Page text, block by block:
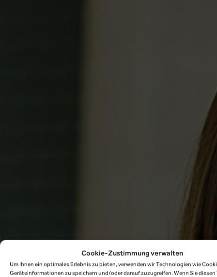
Cookie-Zustimmung verwalten
Um Ihnen ein optimales Erlebnis zu bieten, verwenden wir Technologien wie
Geräteinformationen zu speichern und/oder darauf zuzugreifen. Wenn Sie